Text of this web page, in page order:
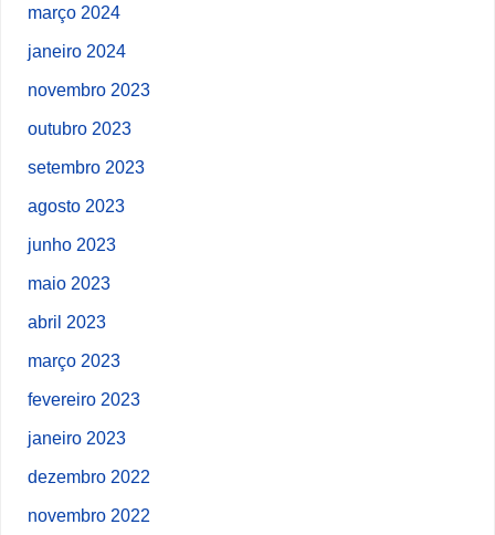
março 2024
janeiro 2024
novembro 2023
outubro 2023
setembro 2023
agosto 2023
junho 2023
maio 2023
abril 2023
março 2023
fevereiro 2023
janeiro 2023
dezembro 2022
novembro 2022